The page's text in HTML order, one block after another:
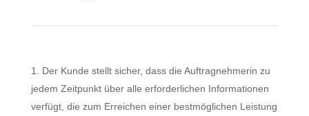
Der Kunde stellt sicher, dass die Auftragnehmerin zu
jedem Zeitpunkt über alle erforderlichen Informationen
verfügt, die zum Erreichen einer bestmöglichen Leistung